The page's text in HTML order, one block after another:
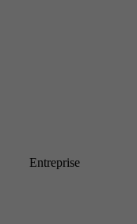
Entreprise